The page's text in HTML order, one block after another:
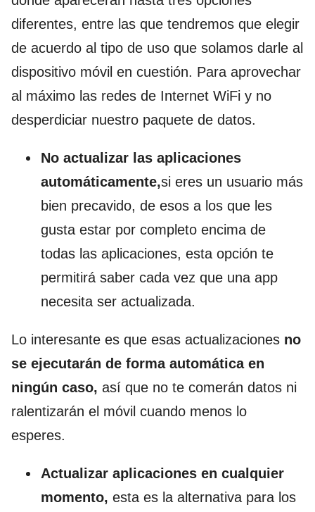
diferentes, entre las que tendremos que elegir
de acuerdo al tipo de uso que solamos darle al
dispositivo móvil en cuestión. Para aprovechar
al máximo las redes de Internet WiFi y no
desperdiciar nuestro paquete de datos.
No actualizar las aplicaciones
automáticamente,si eres un usuario más
bien precavido, de esos a los que les
gusta estar por completo encima de
todas las aplicaciones, esta opción te
permitirá saber cada vez que una app
necesita ser actualizada.
Lo interesante es que esas actualizaciones no
se ejecutarán de forma automática en
ningún caso, así que no te comerán datos ni
ralentizarán el móvil cuando menos lo
esperes.
Actualizar aplicaciones en cualquier
momento, esta es la alternativa para los